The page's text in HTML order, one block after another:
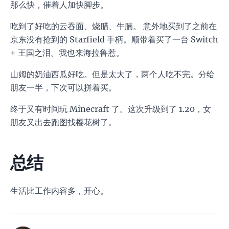
那么快，催着人加快脚步。
吃到了好吃的云吞面、烧腊、牛腩。 意外地买到了之前在
京东没有抢到的 Starfield 手柄。顺带着买了一台 Switch
+ 王国之泪。我也来海拉鲁惹。
山姆的奶油西瓜好吃。但是太大了，两个人吃不完。分给
朋友一半，下次可以拼着买。
终于又有时间玩 Minecraft 了。这次升级到了 1.20，女
朋友又出去跑图找樱花树了。
总结
生活比工作内容多，开心。